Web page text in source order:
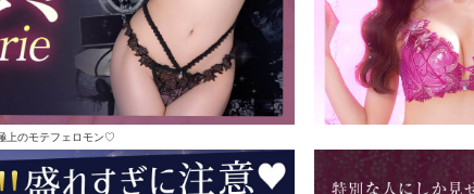
上のモテフェロモン♡